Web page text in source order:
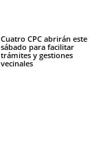
Cuatro CPC abrirán este
sábado para facilitar
trámites y gestiones
vecinales